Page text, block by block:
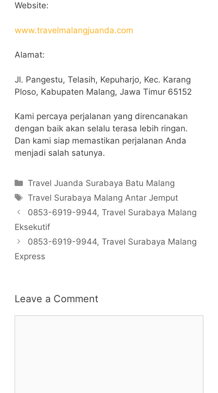
Website:
www.travelmalangjuanda.com
Alamat:
Jl. Pangestu, Telasih, Kepuharjo, Kec. Karang
Ploso, Kabupaten Malang, Jawa Timur 65152
Kami percaya perjalanan yang direncanakan
dengan baik akan selalu terasa lebih ringan.
Dan kami siap memastikan perjalanan Anda
menjadi salah satunya.
Categories
Travel Juanda Surabaya Batu Malang
Tags
Travel Surabaya Malang Antar Jemput
0853-6919-9944, Travel Surabaya Malang
Eksekutif
0853-6919-9944, Travel Surabaya Malang
Express
Leave a Comment